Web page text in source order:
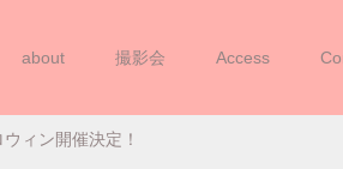
about 撮影会 Access
影会INハロウィン
ィン開催決定！